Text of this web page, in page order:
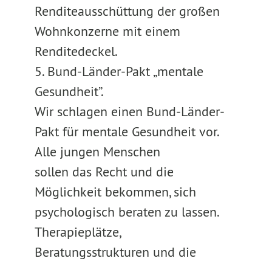
Renditeausschüttung der großen
Wohnkonzerne mit einem
Renditedeckel.
5. Bund-Länder-Pakt „mentale
Gesundheit”.
Wir schlagen einen Bund-Länder-
Pakt für mentale Gesundheit vor.
Alle jungen Menschen
sollen das Recht und die
Möglichkeit bekommen, sich
psychologisch beraten zu lassen.
Therapieplätze,
Beratungsstrukturen und die